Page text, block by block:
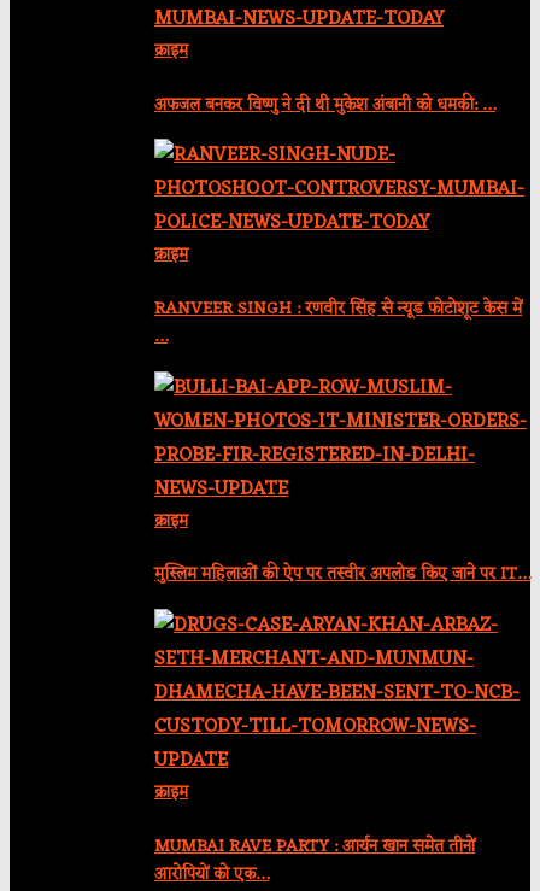
क्राइम
अफजल बनकर विष्णु ने दी थी मुकेश अंबानी को धमकी: …
क्राइम
RANVEER SINGH : रणवीर सिंह से न्यूड फोटोशूट केस में
…
क्राइम
मुस्लिम महिलाओं की ऐप पर तस्वीर अपलोड किए जाने पर IT…
क्राइम
MUMBAI RAVE PARTY : आर्यन खान समेत तीनों
आरोपियों को एक…